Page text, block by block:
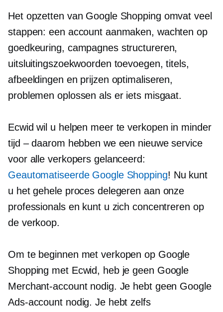
Het opzetten van Google Shopping omvat veel
stappen: een account aanmaken, wachten op
goedkeuring, campagnes structureren,
uitsluitingszoekwoorden toevoegen, titels,
afbeeldingen en prijzen optimaliseren,
problemen oplossen als er iets misgaat.
Ecwid wil u helpen meer te verkopen in minder
tijd – daarom hebben we een nieuwe service
voor alle verkopers gelanceerd:
Geautomatiseerde Google Shopping! Nu kunt
u het gehele proces delegeren aan onze
professionals en kunt u zich concentreren op
de verkoop.
Om te beginnen met verkopen op Google
Shopping met Ecwid, heb je geen Google
Merchant-account nodig. Je hebt geen Google
Ads-account nodig. Je hebt zelfs